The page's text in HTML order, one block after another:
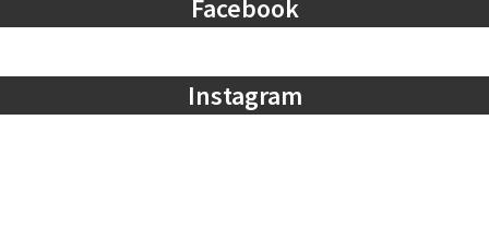
Facebook
Instagram